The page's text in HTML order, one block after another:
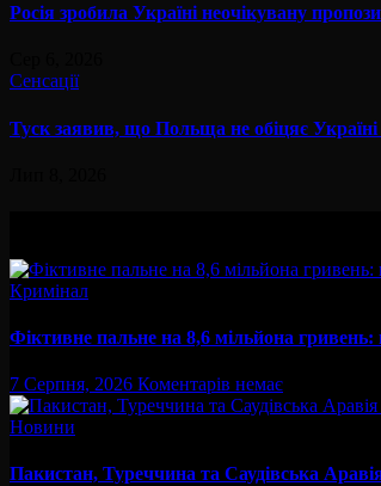
Росія зробила Україні неочікувану
Сенсації
Туск заявив, що Польща не обіцяє
Кримінал
Фіктивне пальне на 8,6 мільйона
7 Серпня, 2026 Коментарів немає
Новини
Пакистан, Туреччина та Саудівська